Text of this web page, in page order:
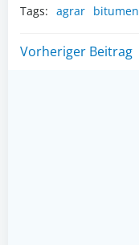
Tags: agrar bitumen
Post
Vorheriger Beitrag